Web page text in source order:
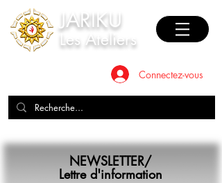
JARIKU
Les Ateliers
Connectez-vous
NEWSLETTER/
Lettre d'information